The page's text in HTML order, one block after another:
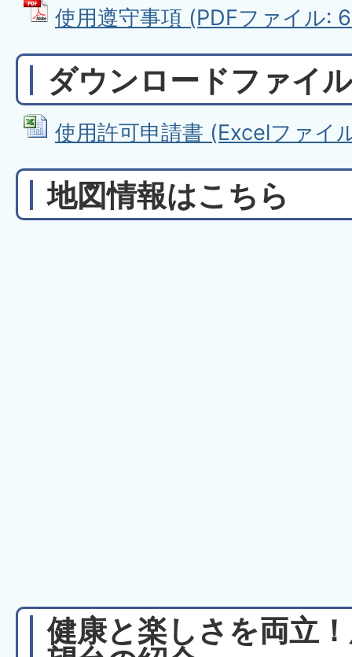
使用遵守事項 (PDFファイル:
ダウンロードファイ
使用許可申請書 (Excelファイ
地図情報はこちら
健康と楽しさを両立